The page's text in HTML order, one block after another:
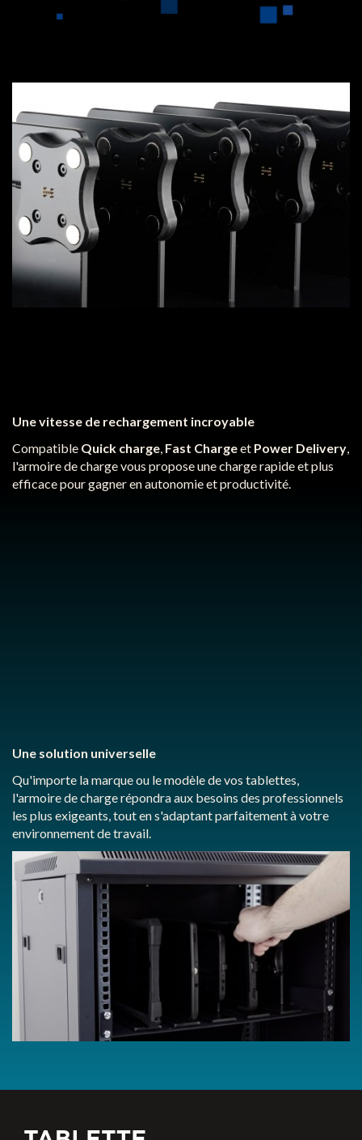
Une vitesse de rechargement incroyable
Compatible Quick charge, Fast Chargeet Power Delivery,
l'armoire de charge vous propose une charge rapide et plus
efficace pour gagner en autonomie et productivité.
Une solution universelle
Qu'importe la marque ou le modèle de vos tablettes,
l'armoire de charge répondra aux besoins des professionnels
les plus exigeants, tout en s'adaptant parfaitement à votre
environnement de travail.